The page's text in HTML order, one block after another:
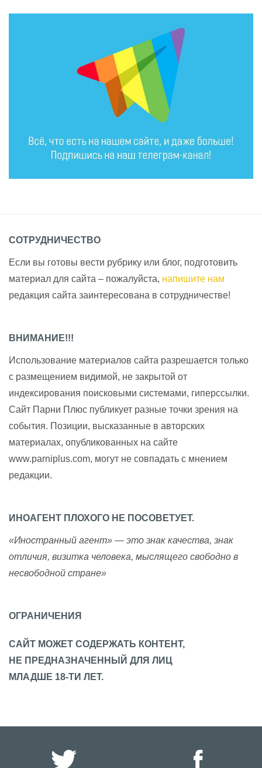
СОТРУДНИЧЕСТВО
Если вы готовы вести рубрику или блог, подготовить
материал для сайта – пожалуйста, напишите нам
редакция сайта заинтересована в сотрудничестве!
ВНИМАНИЕ!!!
Использование материалов сайта разрешается только
с размещением видимой, не закрытой от
индексирования поисковыми системами, гиперссылки.
Сайт Парни Плюс публикует разные точки зрения на
события. Позиции, высказанные в авторских
материалах, опубликованных на сайте
www.parniplus.com, могут не совпадать с мнением
редакции.
ИНОАГЕНТ ПЛОХОГО НЕ ПОСОВЕТУЕТ.
«Иностранный агент» — это знак качества, знак
отличия, визитка человека, мыслящего свободно в
несвободной стране»
ОГРАНИЧЕНИЯ
САЙТ МОЖЕТ СОДЕРЖАТЬ КОНТЕНТ,
НЕ ПРЕДНАЗНАЧЕННЫЙ ДЛЯ ЛИЦ
МЛАДШЕ 18-ТИ ЛЕТ.